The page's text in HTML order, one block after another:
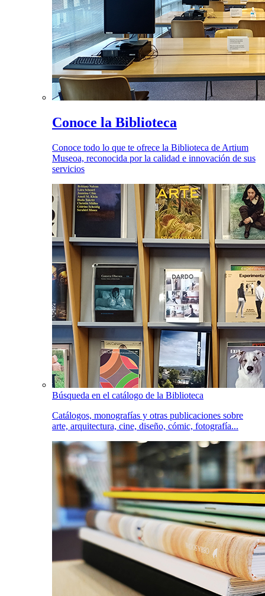
Conoce la Biblioteca
Conoce todo lo que te ofrece la Biblioteca de Artium
Museoa, reconocida por la calidad e innovación de sus
servicios
Búsqueda en el catálogo de la Biblioteca
Catálogos, monografías y otras publicaciones sobre
arte, arquitectura, cine, diseño, cómic, fotografía...